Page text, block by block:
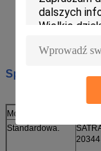
Specyfikacja:
Model
Standardowa.
20344